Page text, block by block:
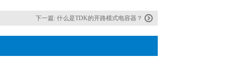
下一篇: 什么是TDK的开路模式电容器？